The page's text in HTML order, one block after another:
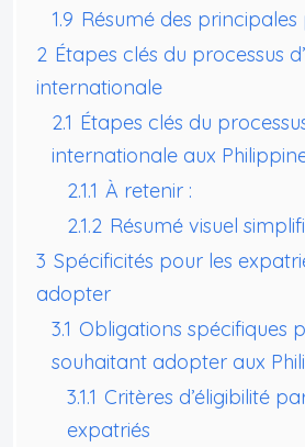
1.9 Résumé des
2 Étapes clés du processus
internationale
2.1 Étapes clés du
internationale aux
2.1.1 À retenir :
2.1.2 Résumé visuel
3 Spécificités pour les
adopter
3.1 Obligations spécifiques
souhaitant adopter aux
3.1.1 Critères d’éligibilité
expatriés